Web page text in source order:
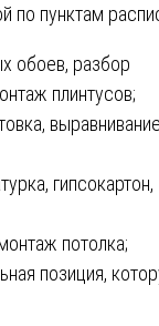
по пунктам
обоев, разбор
плинтусов;
выравнивание
гипсокартон,
потолка;
позиция,